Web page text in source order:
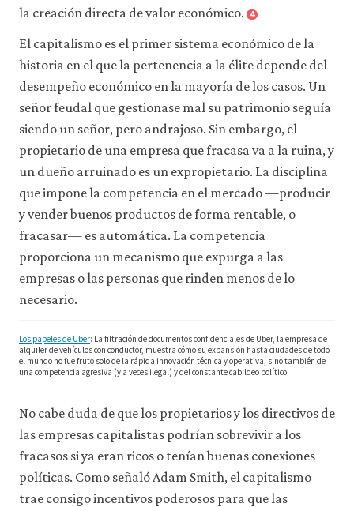
la creación directa de valor económico. 4
El capitalismo es el primer sistema económico de la
historia en el que la pertenencia a la élite depende del
desempeño económico en la mayoría de los casos. Un
señor feudal que gestionase mal su patrimonio seguía
siendo un señor, pero andrajoso. Sin embargo, el
propietario de una empresa que fracasa va a la ruina, y
un dueño arruinado es un expropietario. La disciplina
que impone la competencia en el mercado —producir
y vender buenos productos de forma rentable, o
fracasar— es automática. La competencia
proporciona un mecanismo que expurga a las
empresas o las personas que rinden menos de lo
necesario.
Los papeles de Uber: La filtración de documentos confidenciales de Uber, la empresa de
alquiler de vehículos con conductor, muestra cómo su expansión hasta ciudades de todo
el mundo no fue fruto solo de la rápida innovación técnica y operativa, sino también de
una competencia agresiva (y a veces ilegal) y del constante cabildeo político.
No cabe duda de que los propietarios y los directivos de
las empresas capitalistas podrían sobrevivir a los
fracasos si ya eran ricos o tenían buenas conexiones
políticas. Como señaló Adam Smith, el capitalismo
trae consigo incentivos poderosos para que las